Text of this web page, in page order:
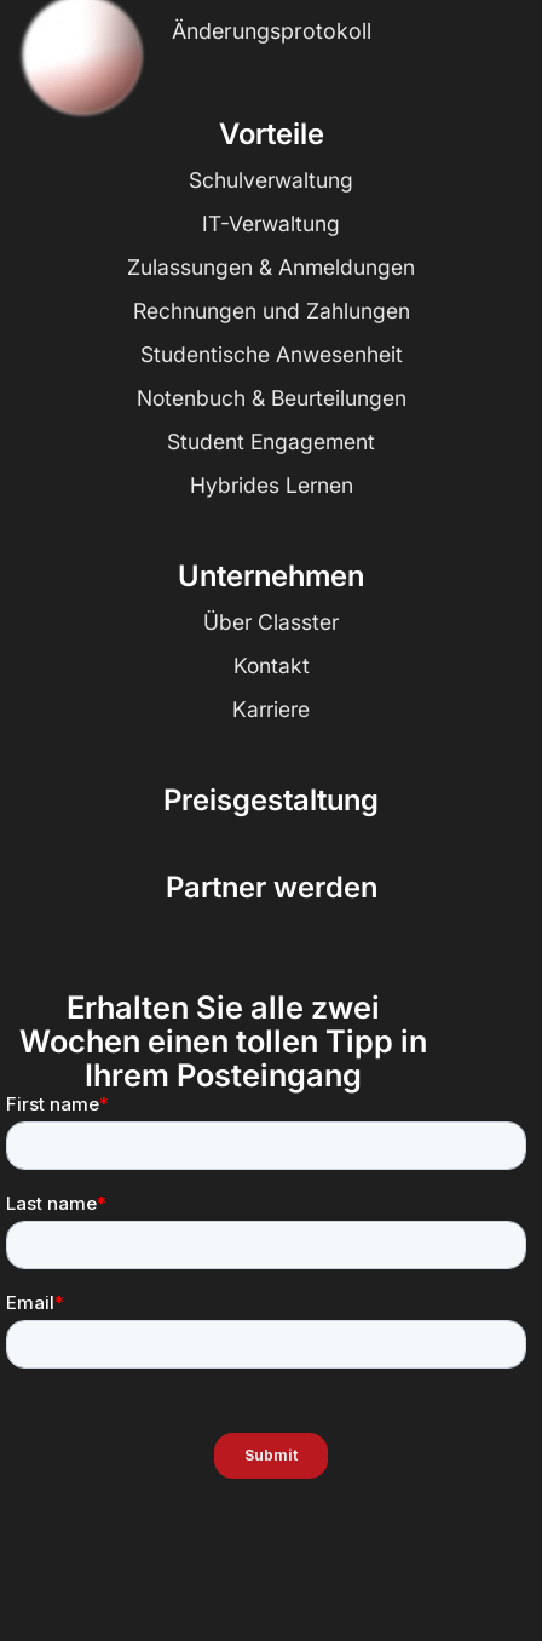
Änderungsprotokoll
Vorteile
Schulverwaltung
IT-Verwaltung
Zulassungen & Anmeldungen
Rechnungen und Zahlungen
Studentische Anwesenheit
Notenbuch & Beurteilungen
Student Engagement
Hybrides Lernen
Unternehmen
Über Classter
Kontakt
Karriere
Preisgestaltung
Partner werden
Erhalten Sie alle zwei
Wochen einen tollen Tipp in
Ihrem Posteingang